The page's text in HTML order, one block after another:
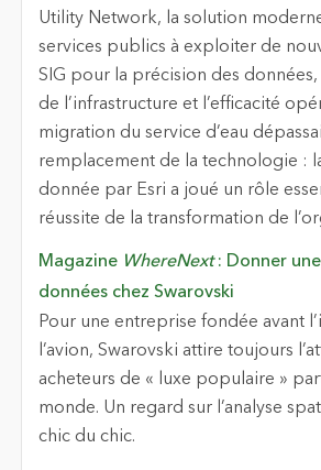
Utility Network, la solution
services publics à exploiter de
SIG pour la précision des
de l’infrastructure et l’efficacité
migration du service d’eau
remplacement de la technologie :
donnée par Esri a joué un rôle
réussite de la transformation de
Magazine WhereNext: Donner
données chez Swarovski
Pour une entreprise fondée avant
l’avion, Swarovski attire toujours
acheteurs de « luxe populaire »
monde. Un regard sur l’analyse
chic du chic.